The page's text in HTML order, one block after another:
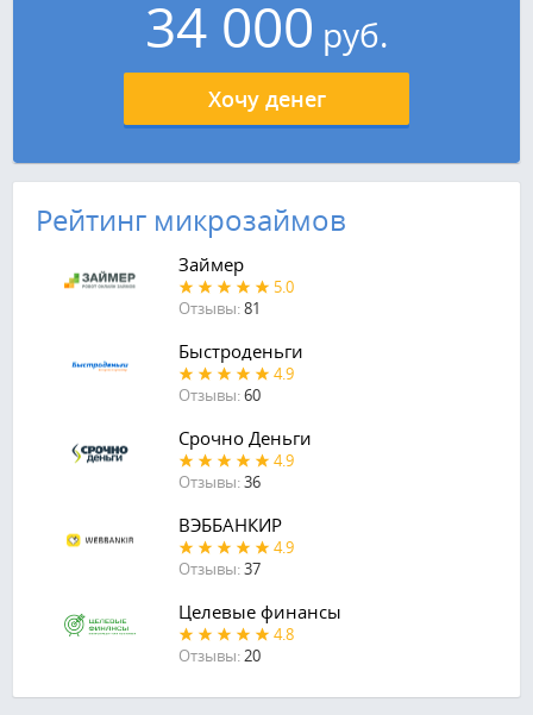
34 000 руб.
Хочу денег
Рейтинг микрозаймов
Займер
5.0
Отзывы:81
Быстроденьги
4.9
Отзывы:60
Срочно Деньги
4.9
Отзывы:36
ВЭББАНКИР
4.9
Отзывы:37
Целевые финансы
4.8
Отзывы:20